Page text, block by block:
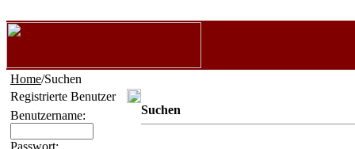
Home/Suchen
Registrierte Benutzer
Benutzername:
Passwort:
Suchen